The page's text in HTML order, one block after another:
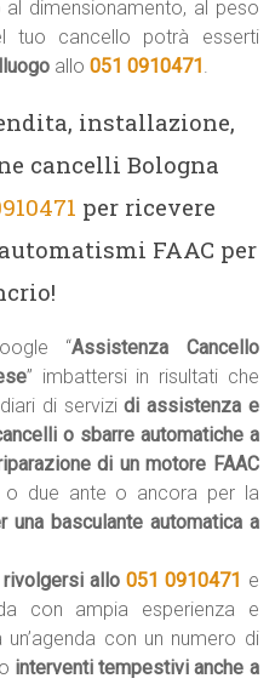
al dimensionamento, al peso
cancello potrà esserti
allo051 0910471.
installazione,
cancelli Bologna
per ricevere
FAAC per
“Assistenza Cancello
” imbattersi in risultati che
di servizidi assistenza e
o sbarre automatiche a
di un motore FAAC
o due ante o ancora per la
basculante automatica a
rivolgersi allo051 0910471 e
con ampia esperienza e
un’agenda con un numero di
interventi tempestivi anche a